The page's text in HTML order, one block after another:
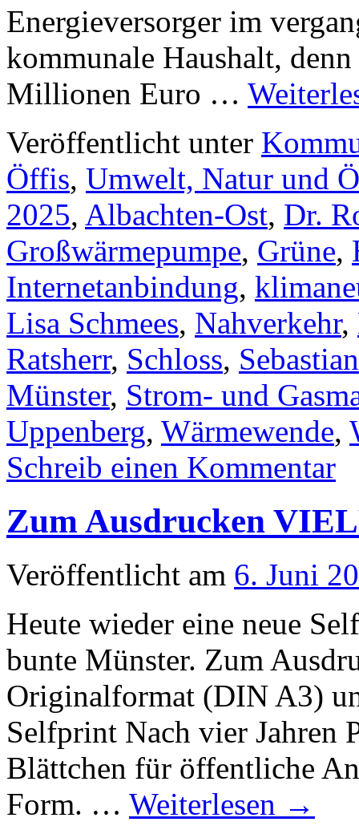
Energieversorger im
kommunale Haushalt,
Millionen Euro …
Veröffentlicht unter
Öffis, Umwelt, Natur und
2025, Albachten-Ost, Dr.
Großwärmepumpe, Grüne,
Internetanbindung,
Lisa Schmees, Nahverkehr,
Ratsherr, Schloss,
Münster, Strom- und
Uppenberg, Wärmewende,
Schreib einen Kommentar
Zum Ausdrucken
Veröffentlicht am 6. Juni
Heute wieder eine neue
bunte Münster. Zum
Originalformat (DIN A3)
Selfprint Nach vier Jahren
Blättchen für öffentliche
Form. … Weiterlesen →